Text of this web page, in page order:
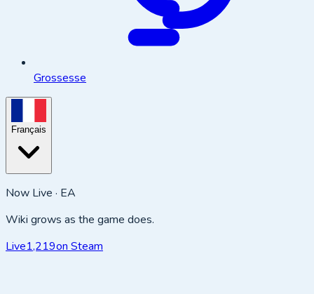
Grossesse
Français
Now Live · EA
Wiki grows as the game does.
Live1,219on Steam